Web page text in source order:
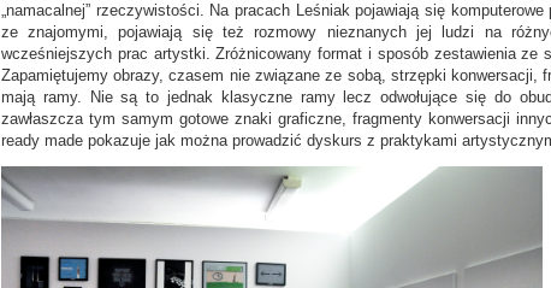
„namacalnej” rzeczywistości. Na pracach Leśniak pojawiają się
ze znajomymi, pojawiają się też rozmowy nieznanych jej ludzi na
wcześniejszych prac artystki. Zróżnicowany format i sposób zestawienia ze
Zapamiętujemy obrazy, czasem nie związane ze sobą, strzępki
mają ramy. Nie są to jednak klasyczne ramy lecz odwołujące się do
zawłaszcza tym samym gotowe znaki graficzne, fragmenty konwersacji
ready made pokazuje jak można prowadzić dyskurs z praktykami